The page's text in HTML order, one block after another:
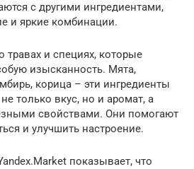
с другими ингредиентами,
и яркие комбинации.
травах и специях, которые
изысканность. Мята,
корица – эти ингредиенты
только вкус, но и аромат, а
свойствами. Они помогают
и улучшить настроение.
показывает, что